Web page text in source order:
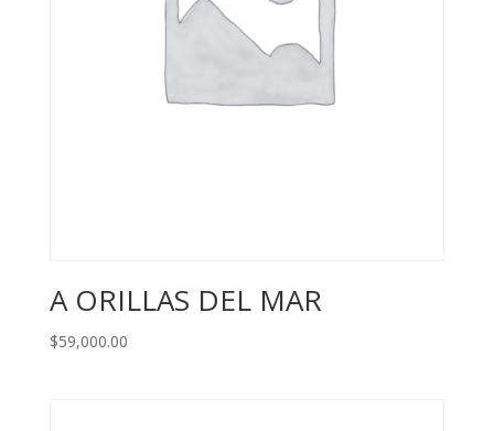
A ORILLAS DEL MAR
$59,000.00